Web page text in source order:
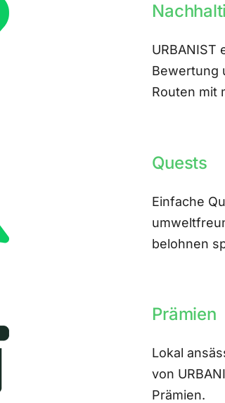
URBANIST
Bewertung
Routen mit
Quests
Einfache
belohnen
Prämien
Lokal
von
Prämien.